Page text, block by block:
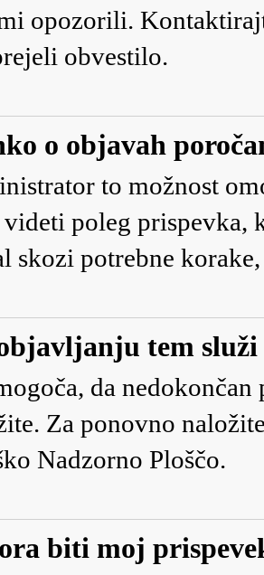
opozorili.
obvestilo.
o objavah
to možnost
poleg prispevka,
skozi potrebne
tem
da
Za ponovno
Nadzorno Ploščo.
biti moj